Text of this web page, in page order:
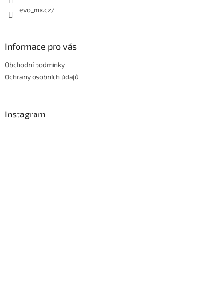
evo_mx.cz/
Informace pro vás
Obchodní podmínky
Ochrany osobních údajů
Instagram